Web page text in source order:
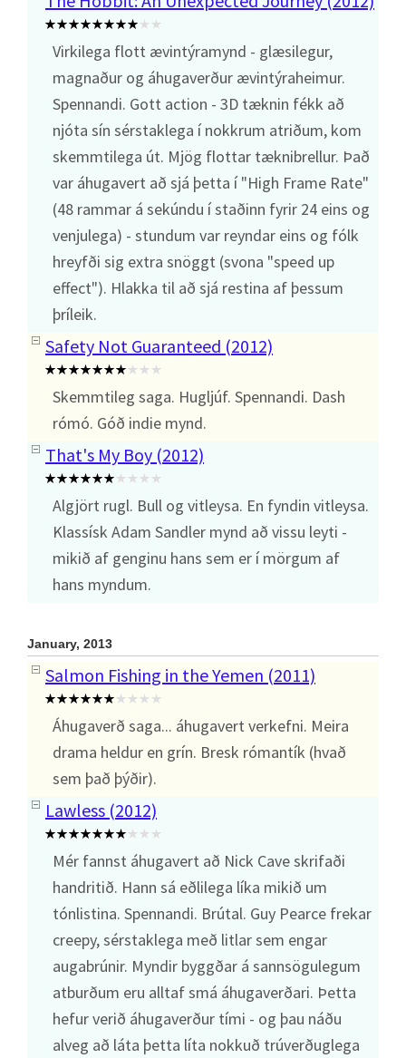
Virkilega flott ævintýramynd - glæsilegur,
magnaður og áhugaverður ævintýraheimur.
Spennandi. Gott action - 3D tæknin fékk að
njóta sín sérstaklega í nokkrum atriðum, kom
skemmtilega út. Mjög flottar tæknibrellur. Það
var áhugavert að sjá þetta í "High Frame Rate"
(48 rammar á sekúndu í staðinn fyrir 24 eins og
venjulega) - stundum var reyndar eins og fólk
hreyfði sig extra snöggt (svona "speed up
effect"). Hlakka til að sjá restina af þessum
þríleik.
Safety Not Guaranteed (2012)
Skemmtileg saga. Hugljúf. Spennandi. Dash
rómó. Góð indie mynd.
That's My Boy (2012)
Algjört rugl. Bull og vitleysa. En fyndin vitleysa.
Klassísk Adam Sandler mynd að vissu leyti -
mikið af genginu hans sem er í mörgum af
hans myndum.
January, 2013
Salmon Fishing in the Yemen (2011)
Áhugaverð saga... áhugavert verkefni. Meira
drama heldur en grín. Bresk rómantík (hvað
sem það þýðir).
Lawless (2012)
Mér fannst áhugavert að Nick Cave skrifaði
handritið. Hann sá eðlilega líka mikið um
tónlistina. Spennandi. Brútal. Guy Pearce frekar
creepy, sérstaklega með litlar sem engar
augabrúnir. Myndir byggðar á sannsögulegum
atburðum eru alltaf smá áhugaverðari. Þetta
hefur verið áhugaverður tími - og þau náðu
alveg að láta þetta líta nokkuð trúverðuglega